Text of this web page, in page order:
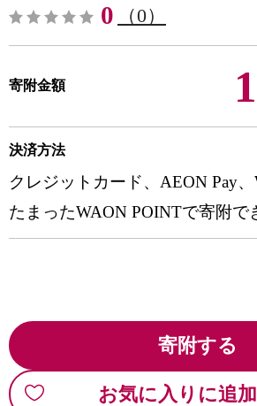
0 （0）
寄附金額
決済方法
クレジットカード、AEON Pay
たまったWAON POINTで寄附で
寄附する
お気に入りに追